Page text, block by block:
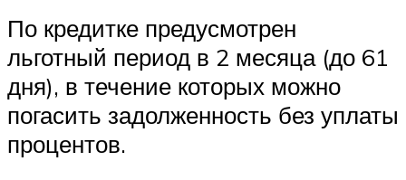
По кредитке предусмотрен
льготный период в 2 месяца (до 61
дня), в течение которых можно
погасить задолженность без уплаты
процентов.